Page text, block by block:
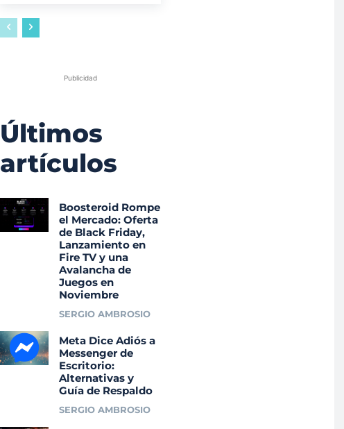
Publicidad
Últimos
artículos
Boosteroid Rompe
el Mercado: Oferta
de Black Friday,
Lanzamiento en
Fire TV y una
Avalancha de
Juegos en
Noviembre
SERGIO AMBROSIO
Meta Dice Adiós a
Messenger de
Escritorio:
Alternativas y
Guía de Respaldo
SERGIO AMBROSIO